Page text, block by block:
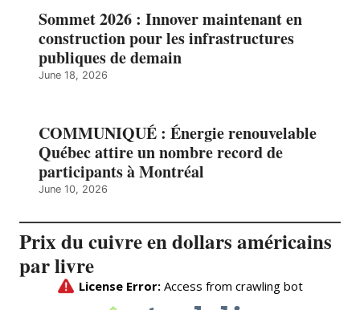
Sommet 2026 : Innover maintenant en
construction pour les infrastructures
publiques de demain
June 18, 2026
COMMUNIQUÉ : Énergie renouvelable
Québec attire un nombre record de
participants à Montréal
June 10, 2026
Prix du cuivre en dollars américains
par livre